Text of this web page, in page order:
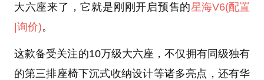
大六座来了，它就是刚刚开启预售的星海V6(配置
|询价)。
这款备受关注的10万级大六座，不仅拥有同级独有
的第三排座椅下沉式收纳设计等诸多亮点，还有华